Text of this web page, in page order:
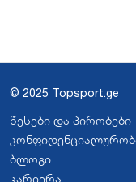
© 2025 Topsport.ge
წესები და პირობები
ბლოგი
კარიერა